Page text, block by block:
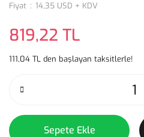
Fiyat
14,35 USD + KDV
819,22 TL
111,04 TL den başlayan taksitlerle!
Sepete Ekle